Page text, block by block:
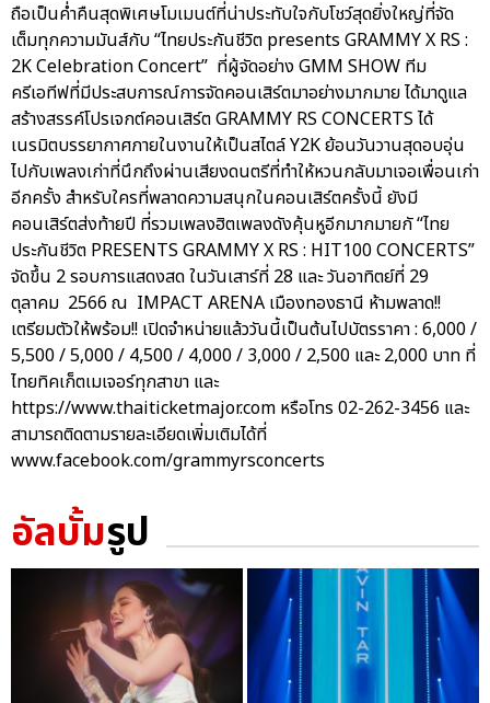
ถือเป็นค่ำคืนสุดพิเศษโมเมนต์ที่น่าประทับใจกับโชว์สุดยิ่งใหญ่ที่จัด
เต็มทุกความมันส์กับ “ไทยประกันชีวิต presents GRAMMY X RS :
2K Celebration Concert” ที่ผู้จัดอย่าง GMM SHOW ทีม
ครีเอทีฟที่มีประสบการณ์การจัดคอนเสิร์ตมาอย่างมากมาย ได้มาดูแล
สร้างสรรค์โปรเจกต์คอนเสิร์ต GRAMMY RS CONCERTS ได้
เนรมิตบรรยากาศภายในงานให้เป็นสไตล์ Y2K ย้อนวันวานสุดอบอุ่น
ไปกับเพลงเก่าที่นึกถึงผ่านเสียงดนตรีที่ทำให้หวนกลับมาเจอเพื่อนเก่า
อีกครั้ง สำหรับใครที่พลาดความสนุกในคอนเสิร์ตครั้งนี้ ยังมี
คอนเสิร์ตส่งท้ายปี ที่รวมเพลงฮิตเพลงดังคุ้นหูอีกมากมายกั “ไทย
ประกันชีวิต PRESENTS GRAMMY X RS : HIT100 CONCERTS”
จัดขึ้น 2 รอบการแสดงสด ในวันเสาร์ที่ 28 และ วันอาทิตย์ที่ 29
ตุลาคม 2566 ณ IMPACT ARENA เมืองทองธานี ห้ามพลาด!!
เตรียมตัวให้พร้อม!! เปิดจำหน่ายแล้ววันนี้เป็นต้นไปบัตรราคา : 6,000 /
5,500 / 5,000 / 4,500 / 4,000 / 3,000 / 2,500 และ 2,000 บาท ที่
ไทยทิคเก็ตเมเจอร์ทุกสาขา และ
https://www.thaiticketmajor.com หรือโทร 02-262-3456 และ
สามารถติดตามรายละเอียดเพิ่มเติมได้ที่
www.facebook.com/grammyrsconcerts
อัลบั้มรูป